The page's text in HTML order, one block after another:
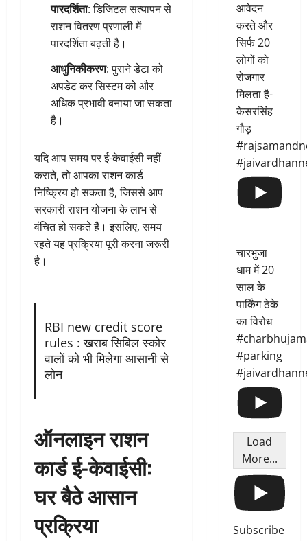
पारदर्शिता: डिजिटल सत्यापन से
राशन वितरण प्रणाली में
पारदर्शिता बढ़ती है।
आधुनिकीकरण: पुराने डेटा को
अपडेट कर सिस्टम को और
अधिक प्रभावी बनाया जा सकता
है।
यदि आप समय पर ई-केवाईसी नहीं
कराते, तो आपका राशन कार्ड
निष्क्रिय हो सकता है, जिससे आप
सरकारी राशन योजना के लाभ से
वंचित हो सकते हैं। इसलिए, समय
रहते यह प्रक्रिया पूरी करना जरूरी
है।
RBI new credit score
rules : खराब सिबिल स्कोर
वालों को भी मिलेगा आसानी से
लोन
ऑनलाइन राशन
कार्ड ई-केवाईसी:
घर बैठे आसान
प्रक्रिया
आवेदन
करते और
सिर्फ 20
लोगों को
रोजगार
मिलता है-
केसरसिंह
गौड़
चारभुजा
धाम में 20
साल के
पार्किंग ठेके
का विरोध
#parking
Load
More...
Subscribe